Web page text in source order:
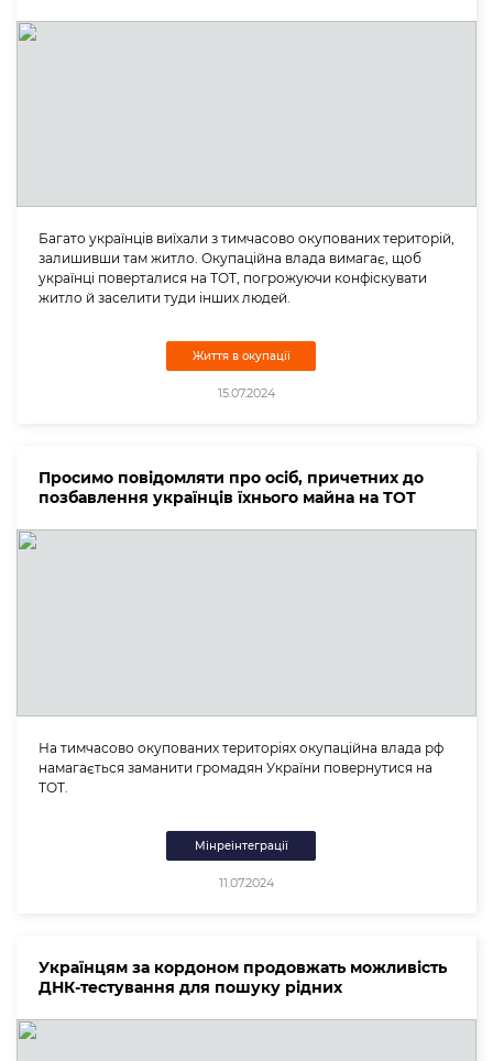
Багато українців виїхали з тимчасово окупованих територій,
залишивши там житло. Окупаційна влада вимагає, щоб
українці поверталися на ТОТ, погрожуючи конфіскувати
житло й заселити туди інших людей.
Життя в окупації
15.07.2024
Просимо повідомляти про осіб, причетних до
позбавлення українців їхнього майна на ТОТ
На тимчасово окупованих територіях окупаційна влада рф
намагається заманити громадян України повернутися на
ТОТ.
Мінреінтеграції
11.07.2024
Українцям за кордоном продовжать можливість
ДНК-тестування для пошуку рідних